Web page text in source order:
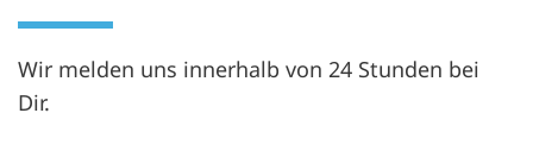
Wir melden uns innerhalb von 24 Stunden bei
Dir.